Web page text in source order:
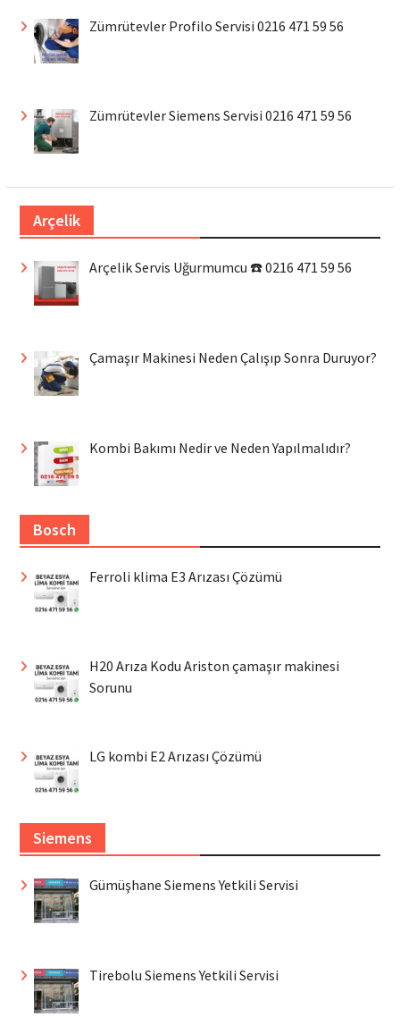
Zümrütevler Profilo Servisi 0216 471 59 56
Zümrütevler Siemens Servisi 0216 471 59 56
Arçelik
Arçelik Servis Uğurmumcu ☎️ 0216 471 59 56
Çamaşır Makinesi Neden Çalışıp Sonra Duruyor?
Kombi Bakımı Nedir ve Neden Yapılmalıdır?
Bosch
Ferroli klima E3 Arızası Çözümü
H20 Arıza Kodu Ariston çamaşır makinesi
Sorunu
LG kombi E2 Arızası Çözümü
Siemens
Gümüşhane Siemens Yetkili Servisi
Tirebolu Siemens Yetkili Servisi